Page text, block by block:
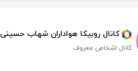
کانال روبیکا هواداران شهاب حسینی
کانال اشخاص معروف